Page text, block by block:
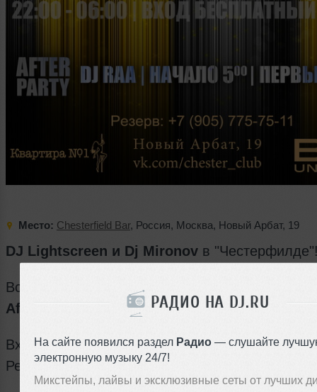
РАДИО НА DJ.RU
На сайте появился раздел Радио — слушайте
электронную музыку 24/7!
Микстейпы, лайвы и эксклюзивные сеты от лучших
Место: Chesterfield Bar, Россия, Москва, Новый Арбат, 19
DJ Lightscreen и Dj Mironov в
Всю ночь и до утра!
AfterParty с 5 утра!
Вход: бесплатный, FC/DC
Резерв: +7 (905) 775-75-11